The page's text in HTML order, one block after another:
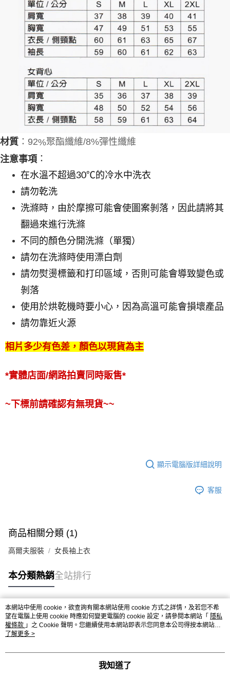
材質 ：92%聚酯纖維/8%彈性纖維
注意事項 ：
在水溫不超過30℃的冷水中洗衣
請勿乾洗
洗滌時，由於摩擦可能會使圖案剝落，因此請將其
翻過來進行洗滌
不同的顏色分開洗滌（單獨）
請勿在洗滌時使用漂白劑
請勿熨燙標籤和打印區域，否則可能會導致變色或
剝落
使用於烘乾機時要小心，因為高溫可能會損壞產品
請勿靠近火源
相片多少有色差，顏色以現貨為主
*實體店面/網路拍賣同時販售*
~下標前請確認有無現貨~~
顯示電腦版詳細說明
客服
商品相關分類 (1)
高爾夫服裝 女長袖上衣
本分類熱銷全站排行
熱門標籤
本網站中使用 cookie，欲查詢有關本網站使用 cookie 方式之詳情，及若您不希
望在電腦上使用 cookie 時應如何變更電腦的 cookie 設定，請參閱本網站「 隱私
權條款 」之 Cookie 聲明。您繼續使用本網站即表示您同意本公司得按本網站使
用條款之 Cookie 聲明使用 cookie。
了解更多 >
我知道了